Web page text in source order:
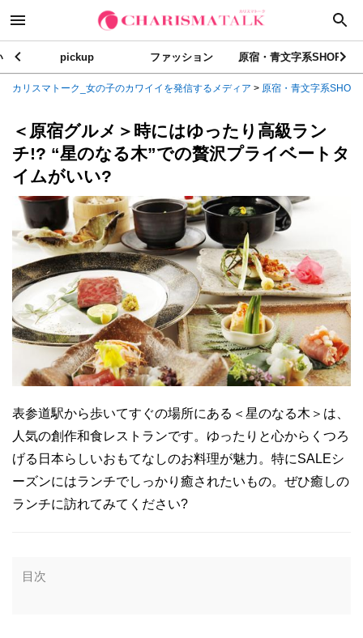
pickup ファッション 原宿・青文字系SHOP
カリスマトーク_女の子のカワイイを発信するメディア > 原宿・青文字系SHOP
＜原宿グルメ＞時にはゆったり高級ラン
チ!? “星のなる木”での贅沢プライベートタ
イムがいい?
表参道駅から歩いてすぐの場所にある＜星のなる木＞は、
人気の創作和食レストランです。ゆったりと心からくつろ
げる日本らしいおもてなしのお料理が魅力。特にSALEシ
ーズンにはランチでしっかり癒されたいもの。ぜひ癒しの
ランチに訪れてみてください?
目次